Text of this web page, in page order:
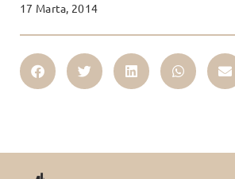
17 Marta, 2014